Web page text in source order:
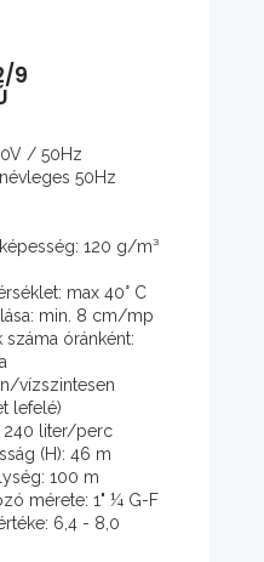
9
/ 50Hz
50Hz
120 g/m³
max 40° C
min. 8 cm/mp
száma óránként:
vízszintesen
lefelé)
240 liter/perc
(H): 46 m
100 m
mérete: 1" ¼ G-F
6,4 - 8,0